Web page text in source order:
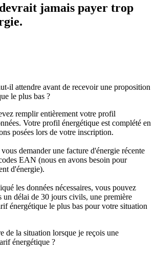
jamais payer trop
il attendre avant de recevoir une proposition
le plus bas ?
remplir entièrement votre profil
Votre profil énergétique est complété en
posées lors de votre inscription.
demander une facture d'énergie récente
EAN (nous en avons besoin pour
d'énergie).
les données nécessaires, vous pouvez
un délai de 30 jours civils, une première
énergétique le plus bas pour votre situation
de la situation lorsque je reçois une
énergétique ?